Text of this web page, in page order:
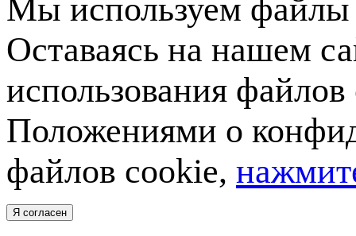
Мы используем файлы
Оставаясь на нашем
использования
Положениями о
файлов cookie,
Я согласен